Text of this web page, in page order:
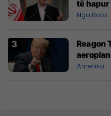
të
Nga Bota
Reagon
Amerika